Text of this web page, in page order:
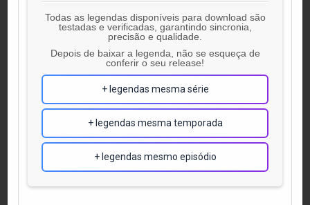
Todas as legendas disponíveis para download são
testadas e verificadas, garantindo sincronia,
precisão e qualidade.
Depois de baixar a legenda, não se esqueça de
conferir o seu release!
+ legendas mesma série
+ legendas mesma temporada
+ legendas mesmo episódio